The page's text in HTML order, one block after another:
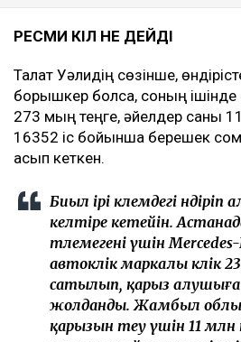
РЕСМИ ӨКІЛ НЕ ДЕЙДІ
Талғат Уәлидің сөзінше,
борышкер болса, соның
273 мың теңге, әйелдер саны
16352 іс бойынша берешек
асып кеткен.
Биыл ірі көлемдегі
келтіре кетейін.
төлемегені үшін
автокөлік маркалы көлік
сатылып, қарыз
жолданды. Жамбыл
қарызын өтеу үшін 11